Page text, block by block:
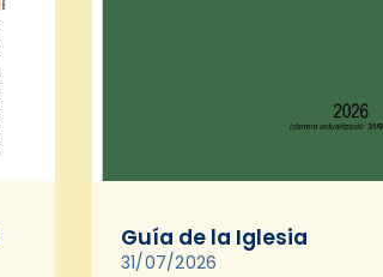
Guía de la Iglesia
31/07/2026